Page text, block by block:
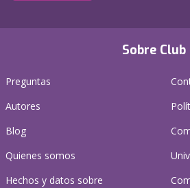
Sobre Club
Preguntas
Autores
Blog
Quienes somos
Hechos y datos sobre